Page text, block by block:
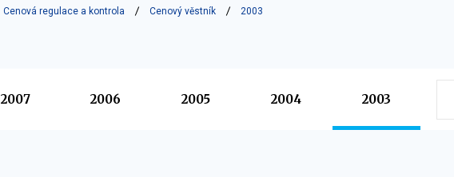
Cenová regulace a kontrola Cenový věstník 2003
2007 2006 2005 2004 2003